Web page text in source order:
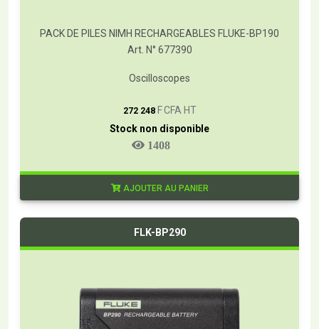
PACK DE PILES NIMH RECHARGEABLES FLUKE-BP190
Art. N° 677390
Oscilloscopes
272 248 F CFA HT
Stock non disponible
1408
AJOUTER AU PANIER
FLK-BP290